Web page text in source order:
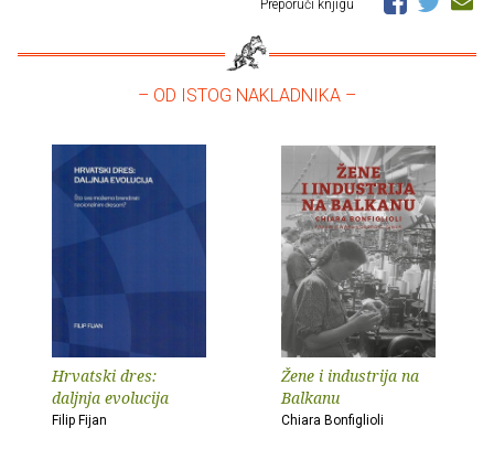
Preporuči knjigu
– OD ISTOG NAKLADNIKA –
Hrvatski dres:
daljnja evolucija
Filip Fijan
Žene i industrija na
Balkanu
Chiara Bonfiglioli